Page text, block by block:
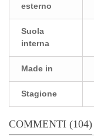
esterno
Suola
interna
Made in
Stagione
COMMENTI (104)